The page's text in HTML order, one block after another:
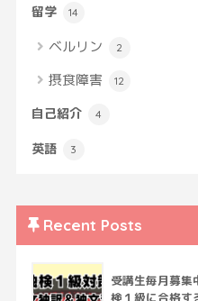
留学 14
ベルリン 2
摂食障害 12
自己紹介 4
英語 3
Recent Posts
受講生毎月募集
検１級に合格す